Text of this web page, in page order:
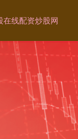
在线配资炒股网